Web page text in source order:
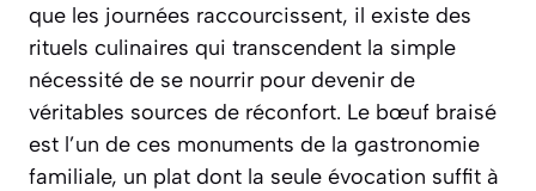
que les journées raccourcissent, il existe des
rituels culinaires qui transcendent la simple
nécessité de se nourrir pour devenir de
véritables sources de réconfort. Le bœuf braisé
est l’un de ces monuments de la gastronomie
familiale, un plat dont la seule évocation suffit à